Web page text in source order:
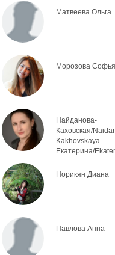
Матвеева Ольга
Морозова Софья
Найданова-
Каховская/
Kakhovskaya
Екатерина/
Норикян Диана
Павлова Анна